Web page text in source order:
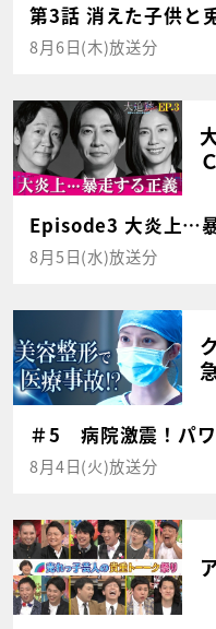
第3話 消えた子供と
8月6日(木)放送分
Episode3 大炎上…
8月5日(水)放送分
＃5 病院激震！パ
8月4日(火)放送分